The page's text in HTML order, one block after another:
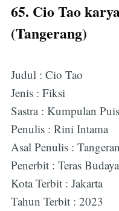
65. Cio Tao
(Tangerang)
Judul : Cio Tao
Jenis : Fiksi
Sastra : Kumpulan
Penulis : Rini Intama
Asal Penulis :
Penerbit : Teras Budaya
Kota Terbit : Jakarta
Tahun Terbit : 2023